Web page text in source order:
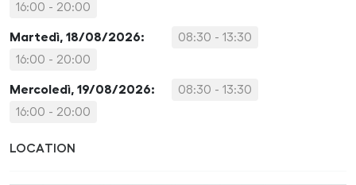
16:00 - 20:00
Martedì, 18/08/2026:
08:30 - 13:30
16:00 - 20:00
Mercoledì, 19/08/2026:
08:30 - 13:30
16:00 - 20:00
LOCATION